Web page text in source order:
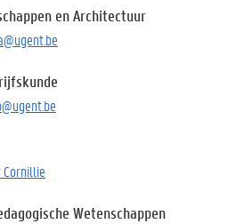
en Architectuur
Cornillie
Wetenschappen